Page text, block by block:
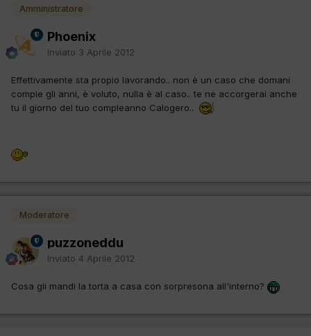
Amministratore
Phoenix
Inviato 3 Aprile 2012
Effettivamente sta propio lavorando.. non è un caso che domani
compie gli anni, è voluto, nulla è al caso.. te ne accorgerai anche
tu il giorno del tuo compleanno Calogero..
Moderatore
puzzoneddu
Inviato 4 Aprile 2012
Cosa gli mandi la torta a casa con sorpresona all'interno?